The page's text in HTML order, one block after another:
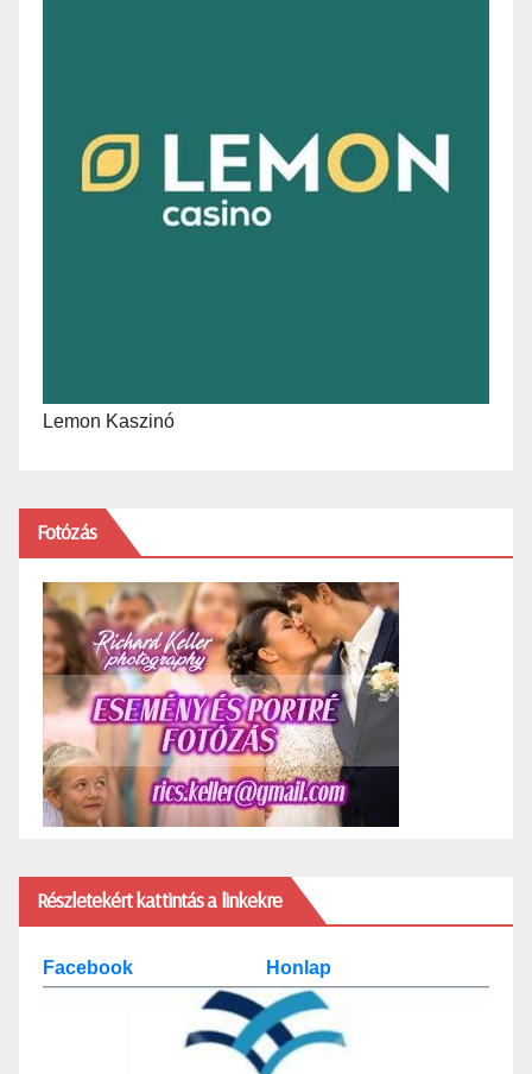
Lemon Kaszinó
Fotózás
Részletekért kattintás a linkekre
Facebook Honlap